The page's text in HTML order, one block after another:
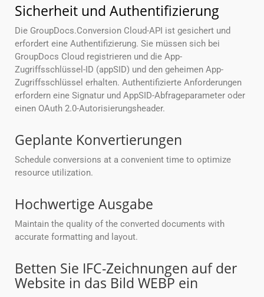
Sicherheit und Authentifizierung
Die GroupDocs.Conversion Cloud-API ist gesichert und
erfordert eine Authentifizierung. Sie müssen sich bei
GroupDocs Cloud registrieren und die App-
Zugriffsschlüssel-ID (appSID) und den geheimen App-
Zugriffsschlüssel erhalten. Authentifizierte Anforderungen
erfordern eine Signatur und AppSID-Abfrageparameter oder
einen OAuth 2.0-Autorisierungsheader.
Geplante Konvertierungen
Schedule conversions at a convenient time to optimize
resource utilization.
Hochwertige Ausgabe
Maintain the quality of the converted documents with
accurate formatting and layout.
Betten Sie IFC-Zeichnungen auf der
Website in das Bild WEBP ein